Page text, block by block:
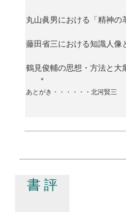
丸山眞男における「精神の
藤田省三における知識人像
鶴見俊輔の思想・方法と大
＊
あとがき・・・・・・北河賢三
書 評